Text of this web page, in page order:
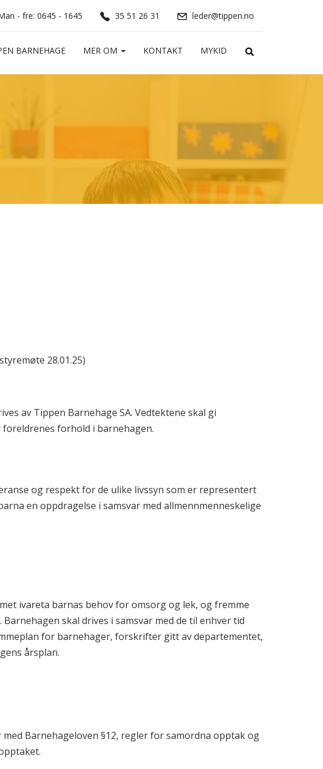
leder@tippen.no
35 51 26 31
- fre: 0645 - 1645
BARNEHAGE MER OM KONTAKT MYKID
28.01.25)
av Tippen Barnehage SA. Vedtektene skal gi
forhold i barnehagen.
og respekt for de ulike livssyn som er representert
en oppdragelse i samsvar med allmennmenneskelige
ivareta barnas behov for omsorg og lek, og fremme
skal drives i samsvar med de til enhver tid
for barnehager, forskrifter gitt av departementet,
årsplan.
Barnehageloven §12, regler for samordna opptak og